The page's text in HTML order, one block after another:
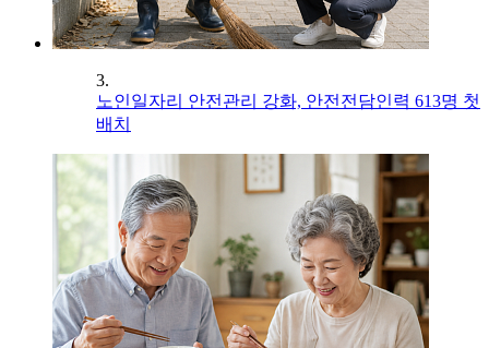
3.
노인일자리 안전관리 강화, 안전전담인력 613명 첫
배치